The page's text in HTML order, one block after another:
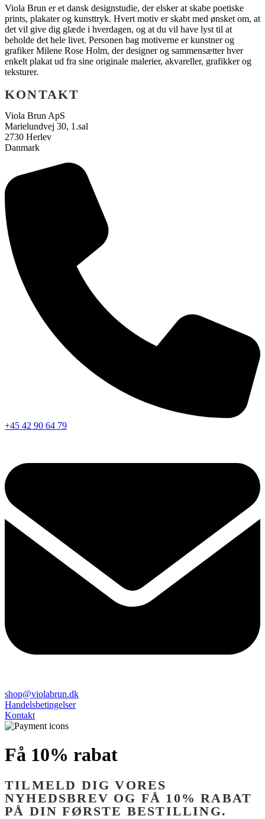
Viola Brun er et dansk designstudie, der elsker at skabe poetiske
prints, plakater og kunsttryk. Hvert motiv er skabt med ønsket om, at
det vil give dig glæde i hverdagen, og at du vil have lyst til at
beholde det hele livet. Personen bag motiverne er kunstner og
grafiker Milene Rose Holm, der designer og sammensætter hver
enkelt plakat ud fra sine originale malerier, akvareller, grafikker og
teksturer.
KONTAKT
Viola Brun ApS
Marielundvej 30, 1.sal
2730 Herlev
Danmark
+45 42 90 64 79
shop@violabrun.dk
Handelsbetingelser
Kontakt
Få 10% rabat
TILMELD DIG VORES
NYHEDSBREV OG FÅ 10% RABAT
PÅ DIN FØRSTE BESTILLING.